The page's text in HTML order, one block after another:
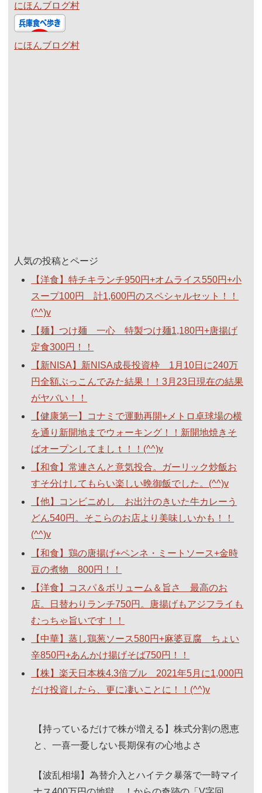
にほんブログ村
にほんブログ村
人気の投稿とページ
【洋食】特チキランチ950円+オムライス550円+小
スープ100円 計1,600円のスペシャルセット！！
(^^)v
【麺】つけ麺 一心 特製つけ麺1,180円+唐揚げ
定食300円！！
【新NISA】新NISA成長投資枠 1月10日に240万
円全額ぶっこんでみた結果！！3月23日現在の結果
がヤバい！！
【健康第一】コナミで運動再開+メトロ卓球場の横
を通り新開地までウォーキング！！新開地焼きそ
ばオープンしてましｔ！！(^^)v
【和食】常連さんと意気投合。ガーリック炒飯お
すそ分けしてもらい楽しい晩御飯でした。(^^)v
【他】コンビニめし お出汁のきいた牛カレーう
どん540円。そこらのお店より美味しいかも！！
(^^)v
【和食】鶏の唐揚げ+ペンネ・ミートソース+金時
豆の煮物 800円！！
【洋食】コスパ＆ボリューム＆旨さ 最高のお
店。日替わりランチ750円。唐揚げもアジフライも
むっちゃ旨いです！！
【中華】蒸し鶏葱ソース580円+麻婆豆腐 ちょい
辛850円+あんかけ揚げそば750円！！
【株】楽天日本株4.3倍ブル 2021年5月に1,000円
だけ投資したら、更に凄いことに！！(^^)v
【持っているだけで株が増える】株式分割の恩恵
と、一喜一憂しない長期保有の心地よさ
【波乱相場】為替介入とハイテク暴落で一時マイ